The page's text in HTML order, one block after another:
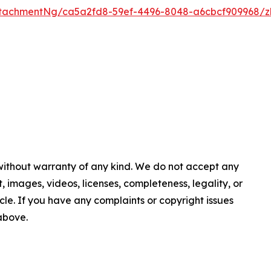
ca5a2fd8-59ef-4496-8048-a6cbcf909968/
warranty of any kind. We do not accept any
videos, licenses, completeness, legality, or
If you have any complaints or copyright issues